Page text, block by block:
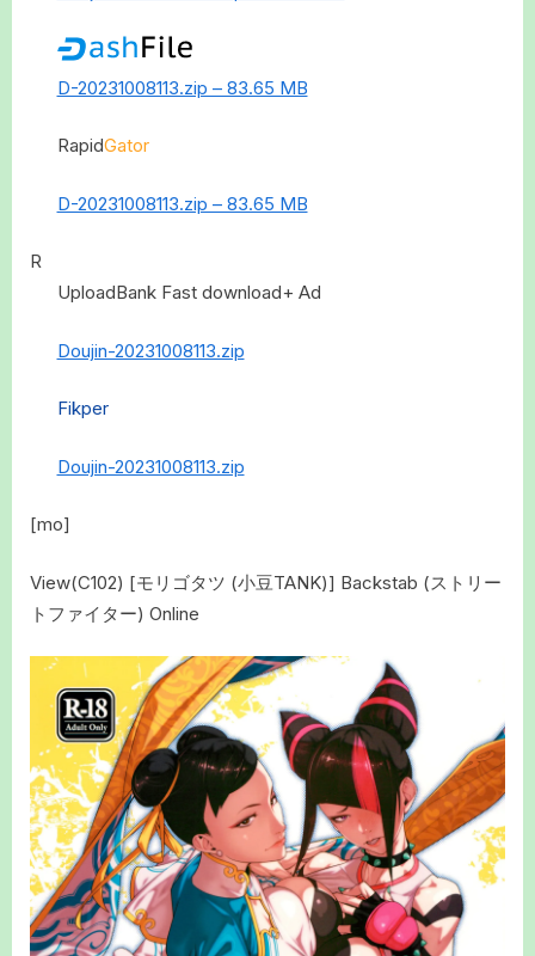
D-20231008113.zip – 83.65 MB
RapidGator
D-20231008113.zip – 83.65 MB
R
UploadBank Fast download+ Ad
Doujin-20231008113.zip
Fikper
Doujin-20231008113.zip
[mo]
View(C102) [モリゴタツ (小豆TANK)] Backstab (ストリー
トファイター) Online